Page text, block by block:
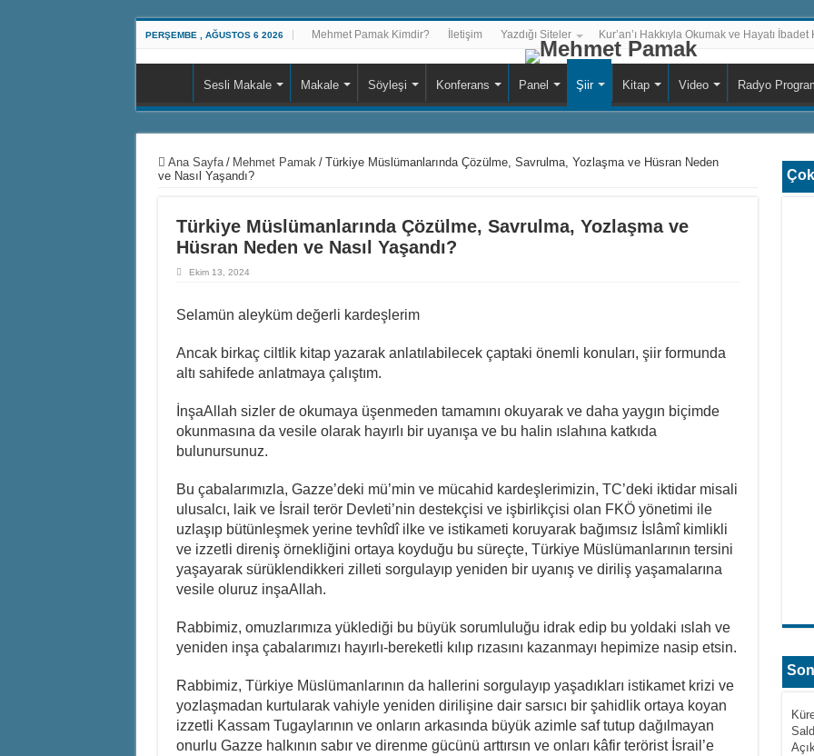
PERŞEMBE , AĞUSTOS 6 2026 Mehmet Pamak Kimdir? İletişim Yazdığı Siteler Kur’an’ı Hakkıyla Okumak ve Hayatı İbadet
Sesli Makale Makale Söyleşi Konferans Panel Şiir Kitap Video Radyo
Ana Sayfa / Mehmet Pamak / Türkiye Müslümanlarında Çözülme, Savrulma, Yozlaşma ve Hüsran Neden
ve Nasıl Yaşandı?
Türkiye Müslümanlarında Çözülme, Savrulma, Yozlaşma ve
Hüsran Neden ve Nasıl Yaşandı?
Ekim 13, 2024
Selamün aleyküm değerli kardeşlerim
Ancak birkaç ciltlik kitap yazarak anlatılabilecek çaptaki önemli konuları, şiir formunda
altı sahifede anlatmaya çalıştım.
İnşaAllah sizler de okumaya üşenmeden tamamını okuyarak ve daha yaygın biçimde
okunmasına da vesile olarak hayırlı bir uyanışa ve bu halin ıslahına katkıda
bulunursunuz.
Bu çabalarımızla, Gazze’deki mü’min ve mücahid kardeşlerimizin, TC’deki iktidar misali
ulusalcı, laik ve İsrail terör Devleti’nin destekçisi ve işbirlikçisi olan FKÖ yönetimi ile
uzlaşıp bütünleşmek yerine tevhîdî ilke ve istikameti koruyarak bağımsız İslâmî kimlikli
ve izzetli direniş örnekliğini ortaya koyduğu bu süreçte, Türkiye Müslümanlarının tersini
yaşayarak sürüklendikkeri zilleti sorgulayıp yeniden bir uyanış ve diriliş yaşamalarına
vesile oluruz inşaAllah.
Rabbimiz, omuzlarımıza yüklediği bu büyük sorumluluğu idrak edip bu yoldaki ıslah ve
yeniden inşa çabalarımızı hayırlı-bereketli kılıp rızasını kazanmayı hepimize nasip etsin.
Rabbimiz, Türkiye Müslümanlarının da hallerini sorgulayıp yaşadıkları istikamet krizi ve
yozlaşmadan kurtularak vahiyle yeniden dirilişine dair sarsıcı bir şahidlik ortaya koyan
izzetli Kassam Tugaylarının ve onların arkasında büyük azimle saf tutup dağılmayan
onurlu Gazze halkının sabır ve direnme gücünü arttırsın ve onları kâfir terörist İsrail’e